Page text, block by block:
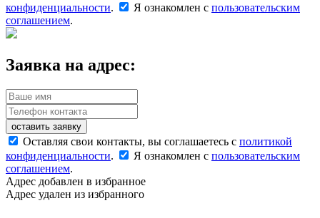
конфиденциальности. Я ознакомлен с пользовательским
соглашением.
Заявка на адрес:
оставить заявку
Оставляя свои контакты, вы соглашаетесь с политикой
конфиденциальности. Я ознакомлен с пользовательским
соглашением.
Адрес добавлен в избранное
Адрес удален из избранного